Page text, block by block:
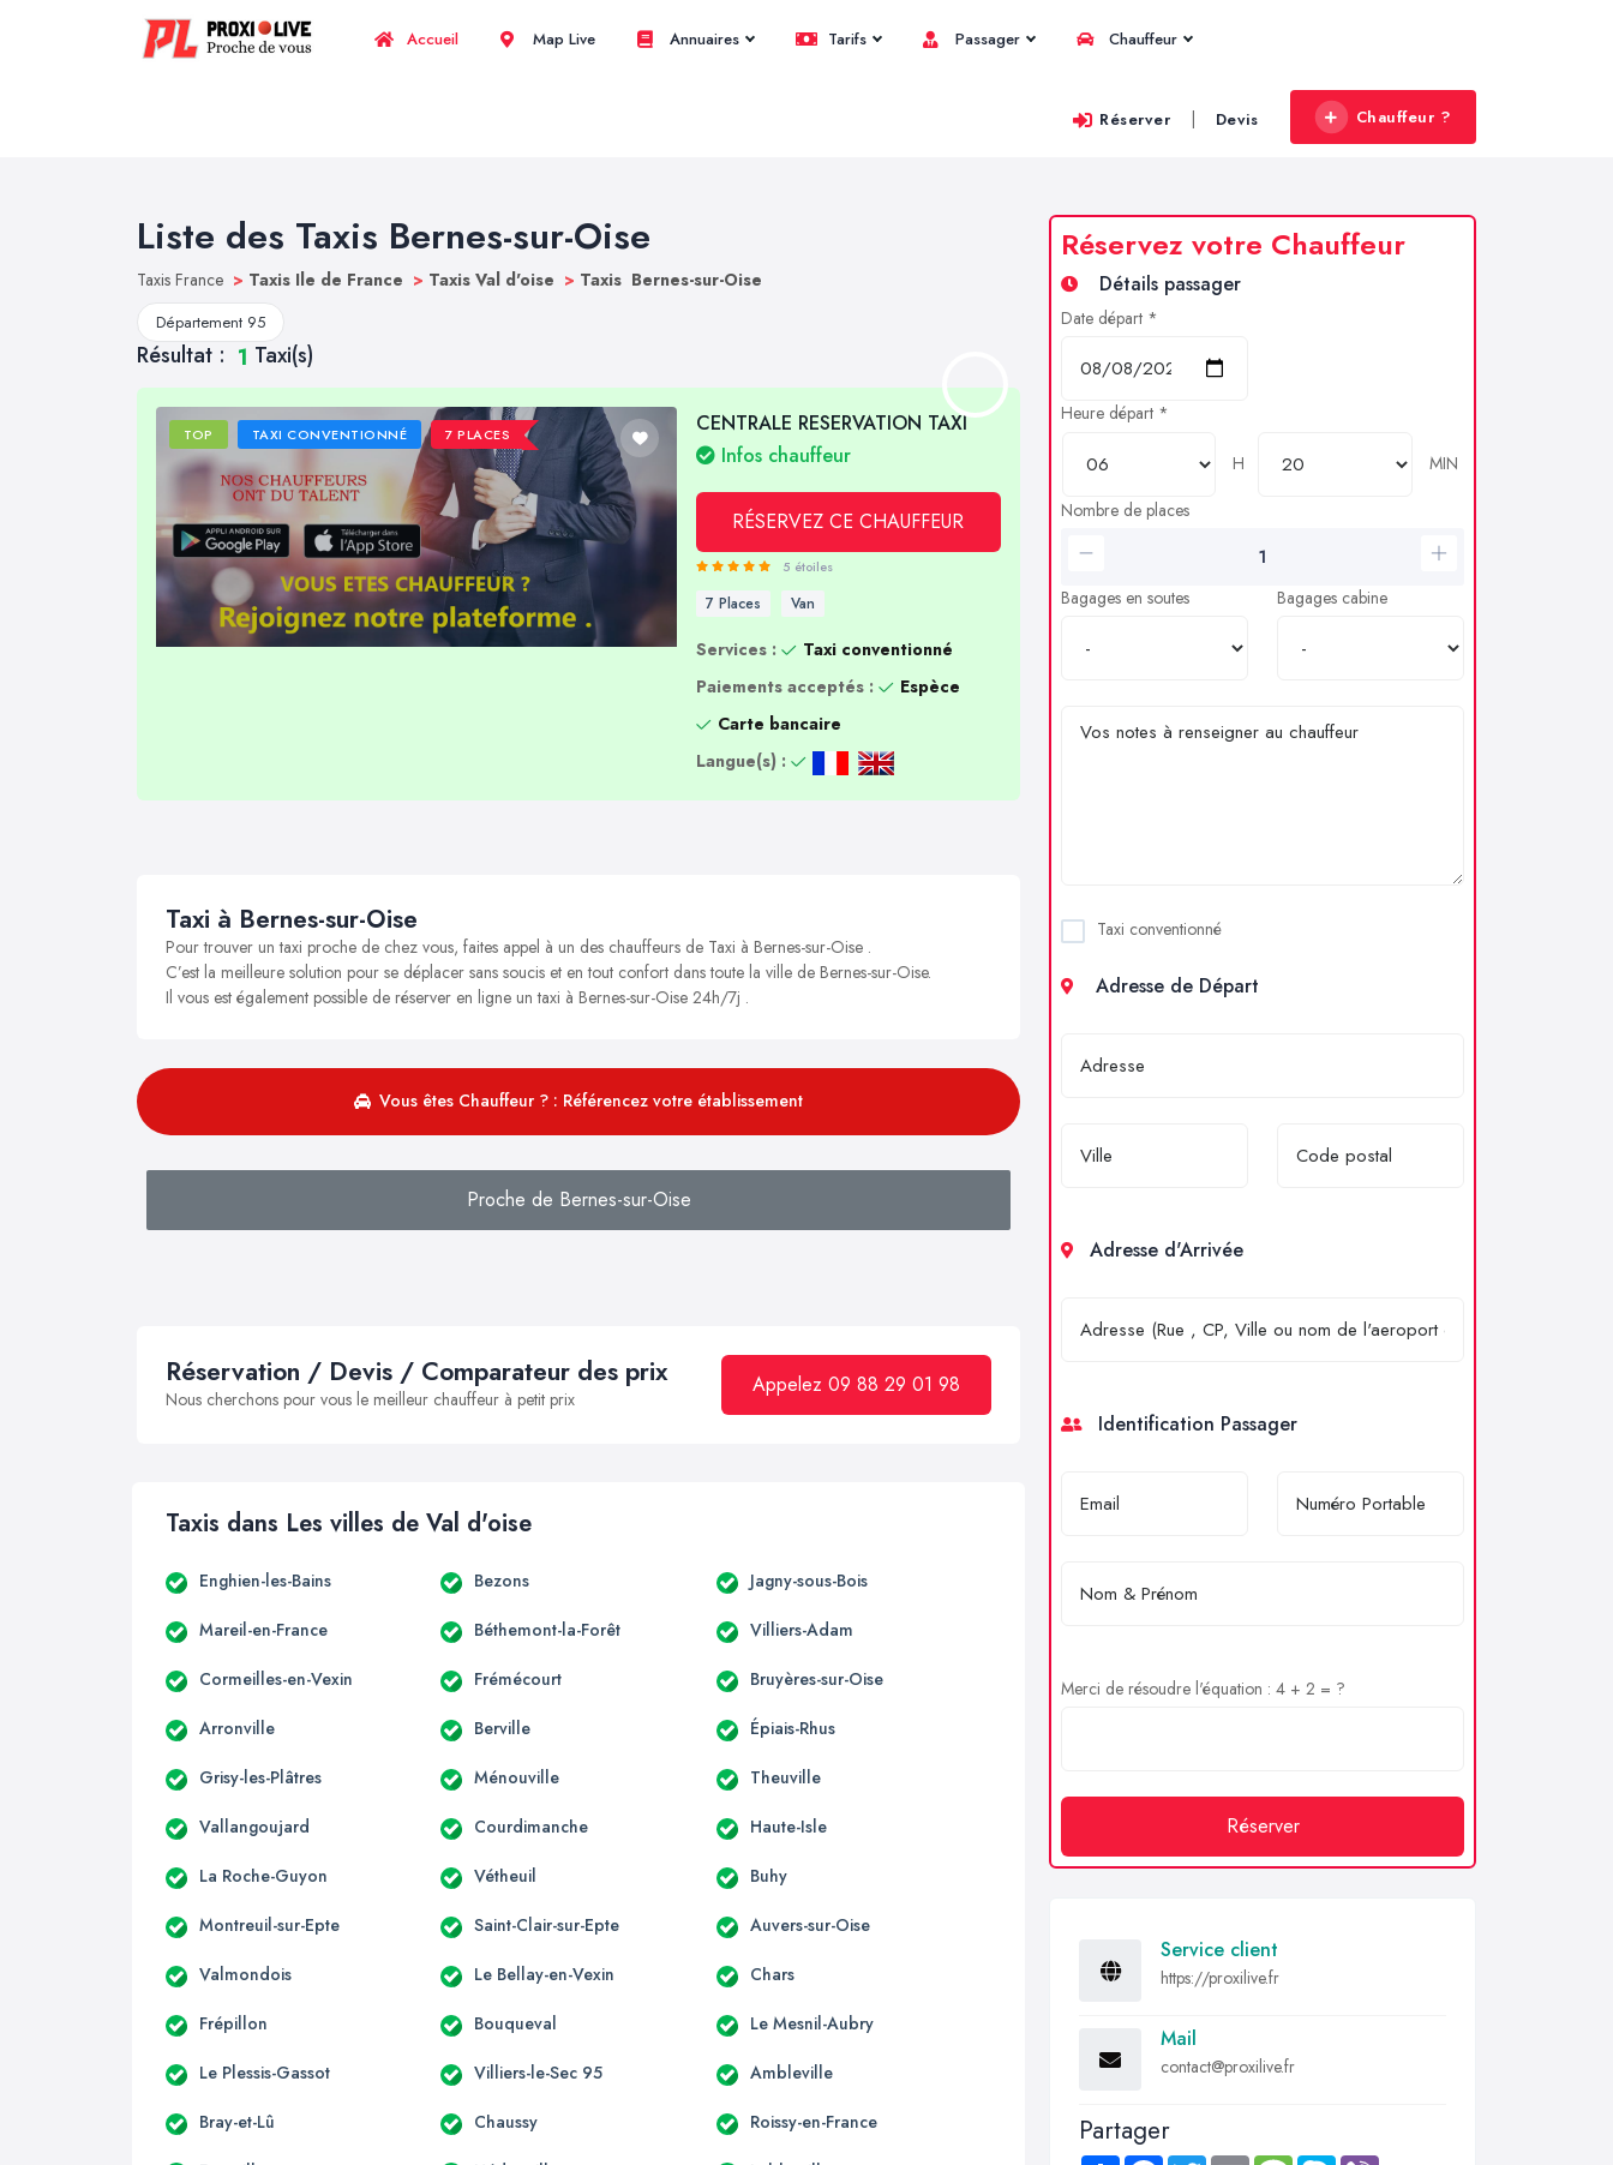
Accueil Map Live Annuaires Tarifs Passager Chauffeur
Réserver | Devis Chauffeur ?
Liste des Taxis Bernes-sur-Oise
Taxis France > Taxis Ile de France > Taxis Val d'oise > Taxis Bernes-sur-Oise
Département 95
Résultat : 1 Taxi(s)
TOP TAXI CONVENTIONNÉ 7 PLACES
CENTRALE RESERVATION TAXI
Infos chauffeur
RÉSERVEZ CE CHAUFFEUR
5 étoiles
7 Places Van
Services :
Taxi conventionné
Paiements acceptés :
Espèce
Carte bancaire
Langue(s) :
Taxi à Bernes-sur-Oise
Pour trouver un taxi proche de chez vous, faites appel à un des chauffeurs de Taxi à Bernes-sur-Oise .
C’est la meilleure solution pour se déplacer sans soucis et en tout confort dans toute la ville de Bernes-sur-Oise.
Il vous est également possible de réserver en ligne un taxi à Bernes-sur-Oise 24h/7j .
Vous êtes Chauffeur ? : Référencez votre établissement
Proche de Bernes-sur-Oise
Réservation / Devis / Comparateur des prix
Nous cherchons pour vous le meilleur chauffeur à petit prix
Appelez 09 88 29 01 98
Taxis dans Les villes de Val d'oise
Enghien-les-Bains Bezons Jagny-sous-Bois
Mareil-en-France Béthemont-la-Forêt Villiers-Adam
Cormeilles-en-Vexin Frémécourt Bruyères-sur-Oise
Arronville Berville Épiais-Rhus
Grisy-les-Plâtres Ménouville Theuville
Vallangoujard Courdimanche Haute-Isle
La Roche-Guyon Vétheuil Buhy
Montreuil-sur-Epte Saint-Clair-sur-Epte Auvers-sur-Oise
Valmondois Le Bellay-en-Vexin Chars
Frépillon Bouqueval Le Mesnil-Aubry
Le Plessis-Gassot Villiers-le-Sec 95 Ambleville
Bray-et-Lû Chaussy Roissy-en-France
Réservez votre Chauffeur
Détails passager
Date départ *
Heure départ *
H
MIN
Nombre de places
Bagages en soutes Bagages cabine
Taxi conventionné
Adresse de Départ
Adresse d'Arrivée
Identification Passager
Merci de résoudre l'équation : 4 + 2 = ?
Réserver
Service client
https://proxilive.fr
Mail
contact@proxilive.fr
Partager